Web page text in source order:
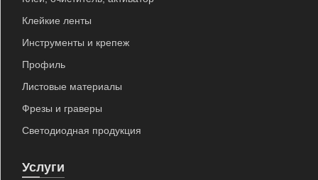
Клейкие ленты
Инструменты и крепеж
Профиль
Листовые материалы
Фрезы и граверы
Светодиодная продукция
Услуги